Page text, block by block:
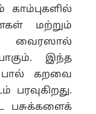
காம்புகளில்
மற்றும்
வைரஸால்
இந்த
கறவை
பரவுகிறது.
பசுக்களைக்